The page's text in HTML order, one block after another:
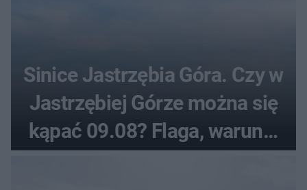
Sinice Jastrzębia Góra. Czy w
Jastrzębiej Górze można się
kąpać 09.08? Flaga, warunki